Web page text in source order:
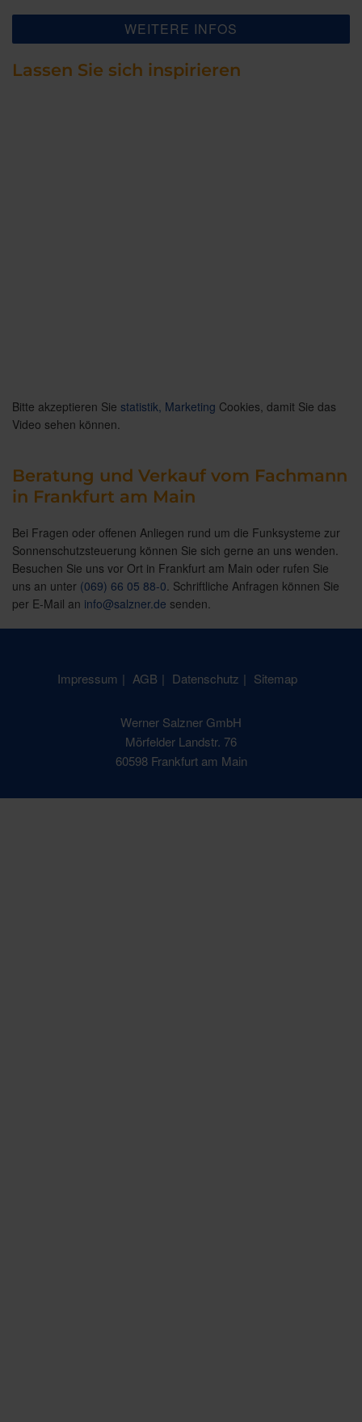
WEITERE INFOS
Lassen Sie sich inspirieren
Bitte akzeptieren Sie statistik, Marketing Cookies, damit Sie das
Video sehen können.
Beratung und Verkauf vom Fachmann
in Frankfurt am Main
Bei Fragen oder offenen Anliegen rund um die Funksysteme zur
Sonnenschutzsteuerung können Sie sich gerne an uns wenden.
Besuchen Sie uns vor Ort in Frankfurt am Main oder rufen Sie
uns an unter (069) 66 05 88-0. Schriftliche Anfragen können Sie
per E-Mail an info@salzner.de senden.
Impressum AGB Datenschutz Sitemap
Werner Salzner GmbH
Mörfelder Landstr. 76
60598 Frankfurt am Main